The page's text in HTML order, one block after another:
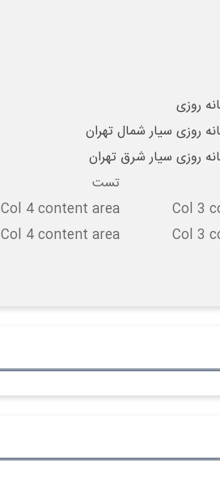
روزی
روزی سیار شمال تهران
روزی سیار شرق تهران
تست
Col 3
Col 4 content area
Col 3
Col 4 content area